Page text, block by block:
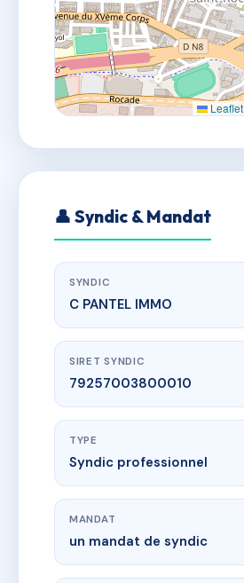
Leaflet
👤 Syndic & Mandat
SYNDIC
C PANTEL IMMO
SIRET SYNDIC
79257003800010
TYPE
Syndic professionnel
MANDAT
un mandat de syndic